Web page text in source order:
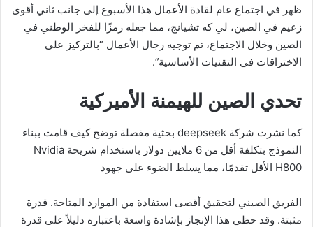
ظهر في اجتماع عام لقادة الأعمال هذا الأسبوع إلى جانب ثاني أقوى
زعيم في الصين، لي كه تشيانج، مما جعله رمزًا للفخر الوطني في
الصين وخلال الاجتماع، تم توجيه رجال الأعمال “بالتركيز على
الاختراقات في التقنيات الأساسية”.
تحدي الصين للهيمنة الأميركية
كما نشرت شركة deepseek بحثية مفصلة توضح كيف قامت ببناء
النموذج بتكلفة أقل من 6 ملايين دولار باستخدام شريحة Nvidia
H800 الأقل تقدمًا، مما يسلط الضوء على جهود
الفريق الصيني لتحقيق أقصى استفادة من الموارد المتاحة. قدرة
مثبتة. وقد حظي هذا الإنجاز بإشادة واسعة باعتباره دليلاً على قدرة